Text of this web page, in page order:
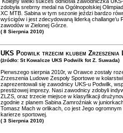
zdobyła srebrny medal na Ogólnopolskiej
XC MTB. Sabina w tym sezonie jeździ bardzo
wyścigów i jest zdecydowaną liderką challange’u
zawodów w Zielonej Górze.
( 8 Sierpnia 2010)
UKS Podwilk trzecim klubem Zrzeszenia
(żródło: St Kowalcze UKS Podwilk fot Z. Suwada)
Pierwszego sierpnia 2010r, w Orawce zostały
Zrzeszenia Ludowe Zespoły Sportowe w
zaprezentowali się zawodnicy UKS-u Podwilk,
prestiżowej imprezy. Nasi zawodnicy zdobyli
ZLZS, oraz trzecie miejsce w klasyfikacji
zgodnie z planem Sabina Zamroźniak w
Tomasz Mach w orlikach, co jest Jego
karierze sportowej.
( 3 Sierpnia 2010)